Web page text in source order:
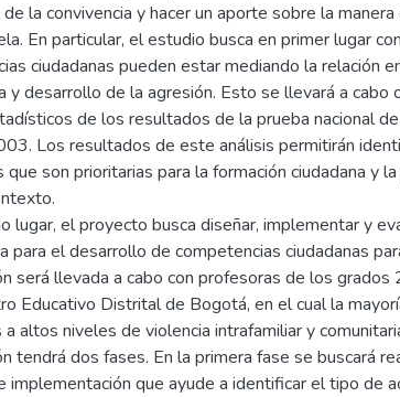
la convivencia y hacer un aporte sobre la
En particular, el estudio busca en primer lugar
ciudadanas pueden estar mediando la relación
y desarrollo de la agresión. Esto se llevará a cabo
de los resultados de la prueba nacional
Los resultados de este análisis permitirán
que son prioritarias para la formación ciudadana y
lugar, el proyecto busca diseñar, implementar y
para el desarrollo de competencias ciudadanas
será llevada a cabo con profesoras de los grados
Educativo Distrital de Bogotá, en el cual la
altos niveles de violencia intrafamiliar y
tendrá dos fases. En la primera fase se buscará
implementación que ayude a identificar el tipo de